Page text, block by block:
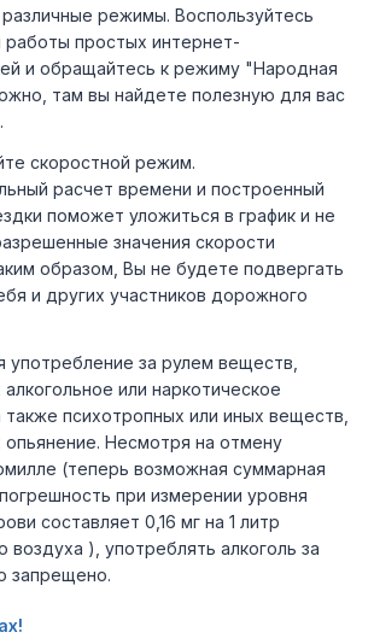
режимы. Воспользуйтесь
работы простых интернет-
и обращайтесь к режиму "Народная
там вы найдете полезную для вас
скоростной режим.
расчет времени и построенный
поможет уложиться в график и не
значения скорости
образом, Вы не будете подвергать
и других участников дорожного
употребление за рулем веществ,
или наркотическое
также психотропных или иных веществ,
Несмотря на отмену
(теперь возможная суммарная
при измерении уровня
составляет 0,16 мг на 1 литр
воздуха ), употреблять алкоголь за
запрещено.